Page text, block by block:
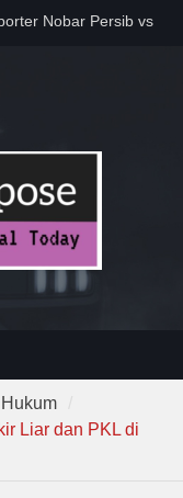
Batubantar –
Hukum
Liar dan PKL di